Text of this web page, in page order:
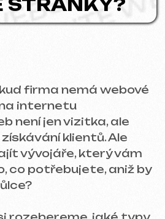
Hodnocení
Kontakty
Získat konzultaci
nemá webové
vizitka, ale
klientů. Ale
aniž by
jaké typy
jsou
kvalitní portfolio a
A především,
humorem,
složité